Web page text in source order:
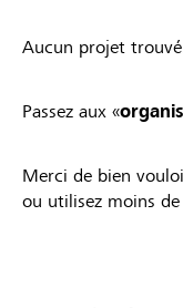
Aucun projet
Passez aux «
Merci de bien
ou utilisez moins